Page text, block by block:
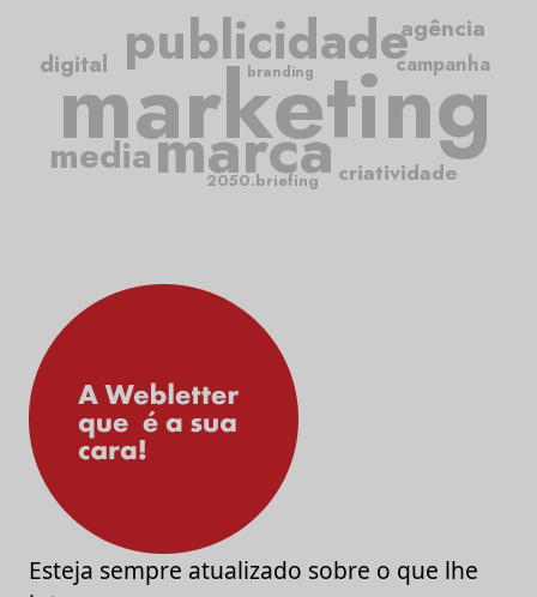
marketing
publicidade
marca criatividade
campanha
media
agência
digital
2050.briefing
branding
Esteja sempre atualizado sobre o que lhe